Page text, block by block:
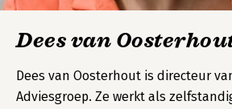
Dees van
Dees van Oosterhout is directeur
Adviesgroep. Ze werkt als